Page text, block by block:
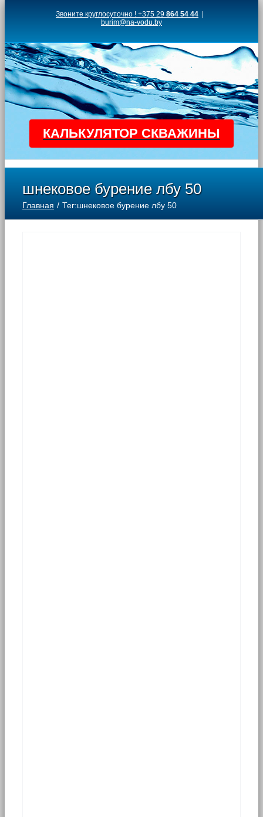
content
Звоните круглосуточно ! +375 29 864 54 44
burim@na-vodu.by
КАЛЬКУЛЯТОР СКВАЖИНЫ
шнековое бурение лбу 50
Главная Тег:шнековое бурение лбу 50